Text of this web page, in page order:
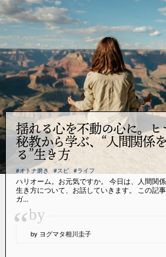
揺れる心を不動の心に。ヒ
秘教から学ぶ、“人間関係
る”生き方
#オトナ磨き #スピ #ライフ
ハリオーム。お元気ですか。 今日は、人間関
生き方について、お話していきます。 この記
ガ...
“by
by ヨグマタ相川圭子